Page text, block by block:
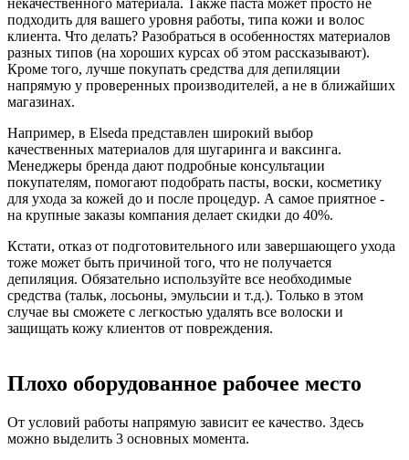
некачественного материала. Также паста может просто не
подходить для вашего уровня работы, типа кожи и волос
клиента. Что делать? Разобраться в особенностях материалов
разных типов (на хороших курсах об этом рассказывают).
Кроме того, лучше покупать средства для депиляции
напрямую у проверенных производителей, а не в ближайших
магазинах.
Например, в Elseda представлен широкий выбор
качественных материалов для шугаринга и ваксинга.
Менеджеры бренда дают подробные консультации
покупателям, помогают подобрать пасты, воски, косметику
для ухода за кожей до и после процедур. А самое приятное -
на крупные заказы компания делает скидки до 40%.
Кстати, отказ от подготовительного или завершающего ухода
тоже может быть причиной того, что не получается
депиляция. Обязательно используйте все необходимые
средства (тальк, лосьоны, эмульсии и т.д.). Только в этом
случае вы сможете с легкостью удалять все волоски и
защищать кожу клиентов от повреждения.
Плохо оборудованное рабочее место
От условий работы напрямую зависит ее качество. Здесь
можно выделить 3 основных момента.